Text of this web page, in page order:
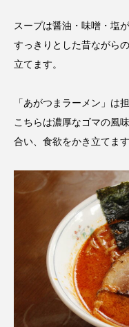
スープは醤油・味噌・塩が
すっきりとした昔ながら
立てます。
「あがつまラーメン」は
こちらは濃厚なゴマの風
合い、食欲をかき立てます